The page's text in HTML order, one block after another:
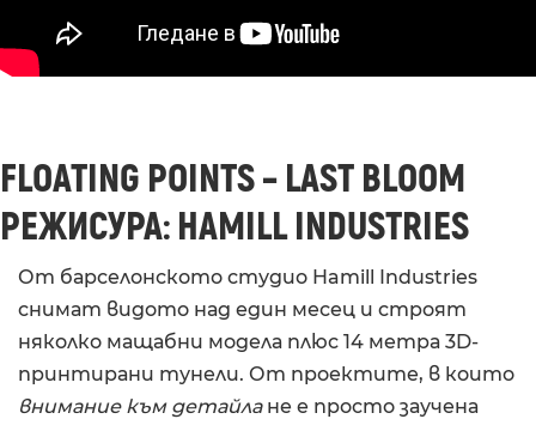
FLOATING POINTS – LAST BLOOM
РЕЖИСУРА: HAMILL INDUSTRIES
От барселонското студио Hamill Industries
снимат видото над един месец и строят
няколко мащабни модела плюс 14 метра 3D-
принтирани тунели. От проектите, в които
внимание към детайлане е просто заучена